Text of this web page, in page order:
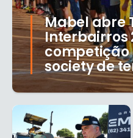
Mabel abre
Interbairros
competição
society de